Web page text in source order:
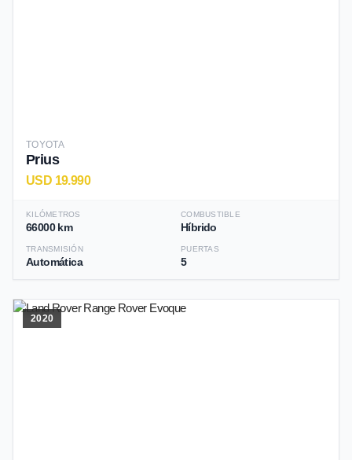
TOYOTA
Prius
USD 19.990
KILÓMETROS
66000 km
COMBUSTIBLE
Híbrido
TRANSMISIÓN
Automática
PUERTAS
5
2020